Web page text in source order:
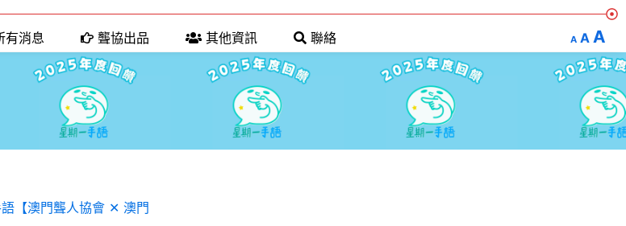
有消息 聾協出品 其他資訊 聯絡 A A A
【澳門聾人協會 ✕ 澳門